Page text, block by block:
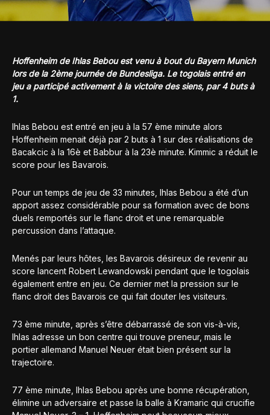
Hoffenheim de Ihlas Bebou est venu à bout du Bayern Munich
lors de la 2ème journée de Bundesliga. Le togolais entré en
jeu a participé activement à la victoire des siens, par 4 buts à
1.
Ihlas Bebou est entré en jeu à la 57 ème minute alors
Hoffenheim menait déjà par 2 buts à 1 sur des réalisations de
Bacakcic à la 16è et Babbur à la 23è minute. Kimmic a réduit le
score pour les Bavarois.
Pour un temps de jeu de 33 minutes, Ihlas Bebou a été d’un
apport assez considérable pour sa formation avec de bons
duels remportés sur le flanc droit et une remarquable
percussion dans l’attaque.
Menés par leurs hôtes, les Bavarois désireux de revenir au
score lancent Robert Lewandowski pendant que le togolais
également entre en jeu. Ce dernier met la pression sur le
flanc droit des Bavarois ce qui fait douter les visiteurs.
73 ème minute, après s’être débarrassé de son vis-à-vis,
Ihlas adresse un bon centre qui trouve preneur, mais le
portier allemand Manuel Neuer était bien présent sur la
trajectoire.
77 ème minute, Ihlas Bebou après une bonne récupération,
élimine un adversaire et passe la balle à Kramaric qui crucifie